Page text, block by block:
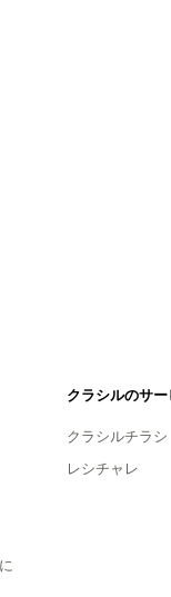
クラシルのサー
クラシルチラシ
レシチャレ